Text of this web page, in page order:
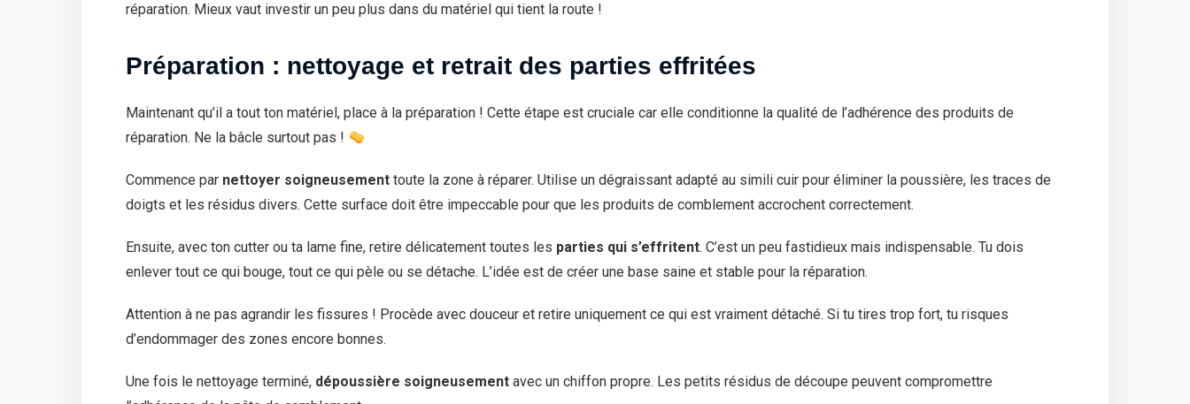
réparation. Mieux vaut investir un peu plus dans du matériel qui tient la route !
Préparation : nettoyage et retrait des parties effritées
Maintenant qu’il a tout ton matériel, place à la préparation ! Cette étape est cruciale car elle conditionne la qualité de l’adhérence des produits de
réparation. Ne la bâcle surtout pas !
Commence par nettoyer soigneusement toute la zone à réparer. Utilise un dégraissant adapté au simili cuir pour éliminer la poussière, les traces de
doigts et les résidus divers. Cette surface doit être impeccable pour que les produits de comblement accrochent correctement.
Ensuite, avec ton cutter ou ta lame fine, retire délicatement toutes les parties qui s’effritent. C’est un peu fastidieux mais indispensable. Tu dois
enlever tout ce qui bouge, tout ce qui pèle ou se détache. L’idée est de créer une base saine et stable pour la réparation.
Attention à ne pas agrandir les fissures ! Procède avec douceur et retire uniquement ce qui est vraiment détaché. Si tu tires trop fort, tu risques
d’endommager des zones encore bonnes.
Une fois le nettoyage terminé, dépoussière soigneusement avec un chiffon propre. Les petits résidus de découpe peuvent compromettre